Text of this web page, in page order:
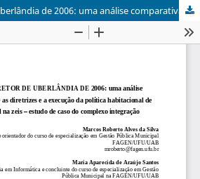
O Plano Diretor de Uberlândia de 2006: uma análise comparativa entre as diretrizes e a execução da política habitacional de inclusão social na zeis - estudos de caso do complexo integração / The Director Plan of Uberlândia of 2006: a comparative analysis between the guidelines and the implementation of housing policy of social inclusion in zeis - case study of complexo integração